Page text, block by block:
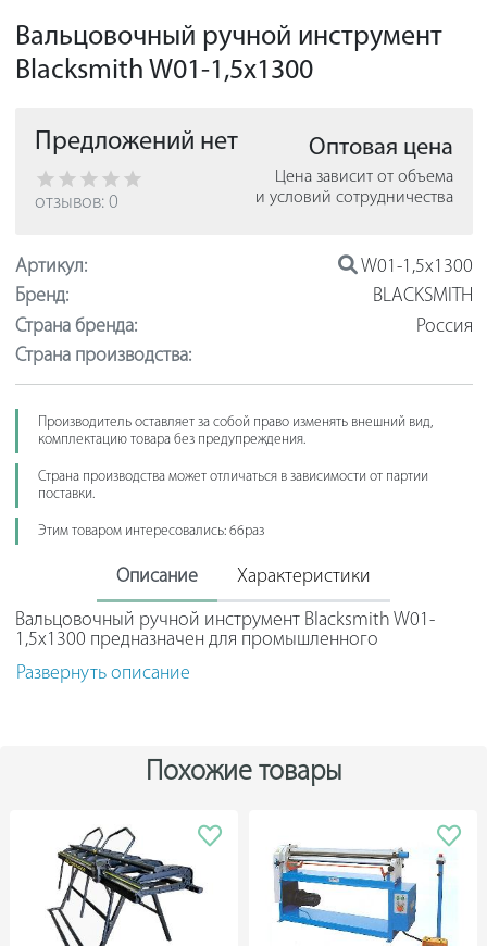
Вальцовочный ручной инструмент
Blacksmith W01-1,5x1300
Предложений нет
отзывов: 0
Оптовая цена
Цена зависит от объема
и условий сотрудничества
Артикул:
W01-1,5x1300
Бренд:
BLACKSMITH
Страна бренда:
Россия
Страна производства:
Производитель оставляет за собой право изменять внешний вид,
комплектацию товара без предупреждения.
Страна производства может отличаться в зависимости от партии
поставки.
Этим товаром интересовались: 66раз
Описание Характеристики
Вальцовочный ручной инструмент Blacksmith W01-
1,5x1300 предназначен для промышленного
использования. Станок выполнен из профилированных
стальных деталей - это повышает прочность и
Станок подходит для формирования круглых изделий:
дымоотводов;
различных емкостей.
Имеются канавки для сгибания проволоки различного
диаметра.
Развернуть описание
Похожие товары